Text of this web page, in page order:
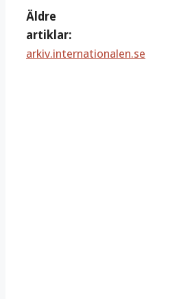
Äldre
artiklar:
arkiv.internationalen.se